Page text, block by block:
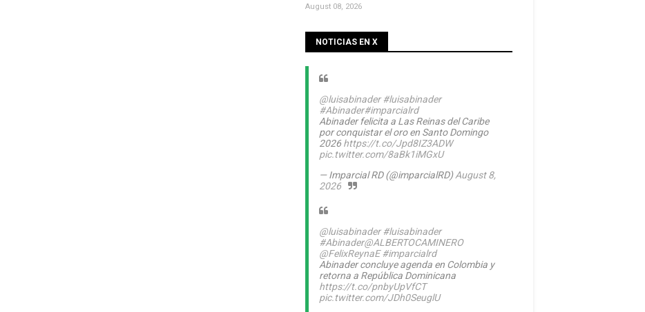
August 08, 2026
NOTICIAS EN X
@luisabinader #luisabinader
#Abinader#imparcialrd
Abinader felicita a Las Reinas del Caribe
por conquistar el oro en Santo Domingo
2026 https://t.co/Jpd8IZ3ADW
pic.twitter.com/8aBk1iMGxU
— Imparcial RD (@imparcialRD)August 8,
2026
@luisabinader #luisabinader
#Abinader@ALBERTOCAMINERO
@FelixReynaE #imparcialrd
Abinader concluye agenda en Colombia y
retorna a República Dominicana
https://t.co/pnbyUpVfCT
pic.twitter.com/JDh0SeuglU